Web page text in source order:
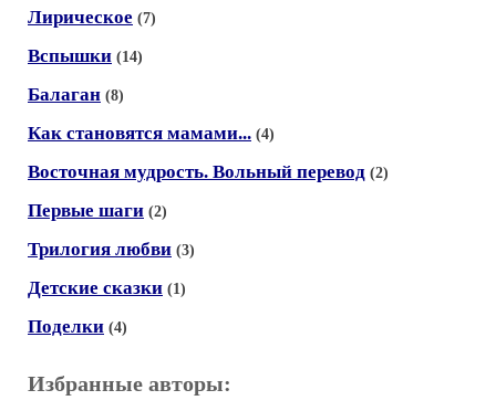
Лирическое (7)
Вспышки (14)
Балаган (8)
Как становятся мамами... (4)
Восточная мудрость. Вольный перевод (2)
Первые шаги (2)
Трилогия любви (3)
Детские сказки (1)
Поделки (4)
Избранные авторы: